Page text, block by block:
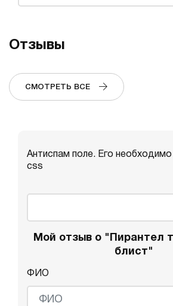
Отзывы
СМОТРЕТЬ ВСЕ
Антиспам поле. Его
css
Мой отзыв о "Пирантел
блист"
ФИО